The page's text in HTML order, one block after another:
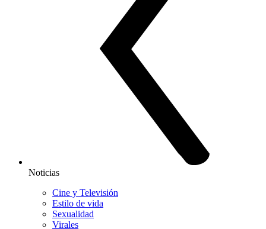
Noticias
Cine y Televisión
Estilo de vida
Sexualidad
Virales